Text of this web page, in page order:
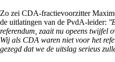
Zo zei CDA-fractievoorzitter
de uitlatingen van de PvdA-leider:
referendum, zaait nu opeens twijfel
Wij als CDA waren niet voor het
gezegd dat we de uitslag serieus